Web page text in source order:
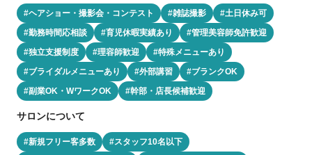
#ヘアショー・撮影会・コンテスト #雑誌撮影
#土日休み可
#勤務時間応相談
#育児休暇実績あり
#管理美容師免許歓迎
#独立支援制度
#理容師歓迎
#特殊メニューあり
#ブライダルメニューあり
#外部講習
#ブランクOK
#副業OK・WワークOK
#幹部・店長候補歓迎
サロンについて
#新規フリー客多数
#スタッフ10名以下